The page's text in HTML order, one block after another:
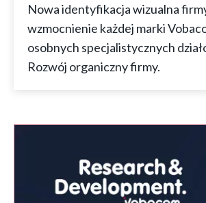
Nowa identyfikacja wizualna
wzmocnienie każdej marki
osobnych specjalistycznych
Rozwój organiczny firmy.